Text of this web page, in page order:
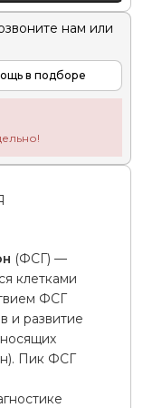
нам или
в подборе
(ФСГ) —
клетками
ФСГ
и развитие
Пик ФСГ